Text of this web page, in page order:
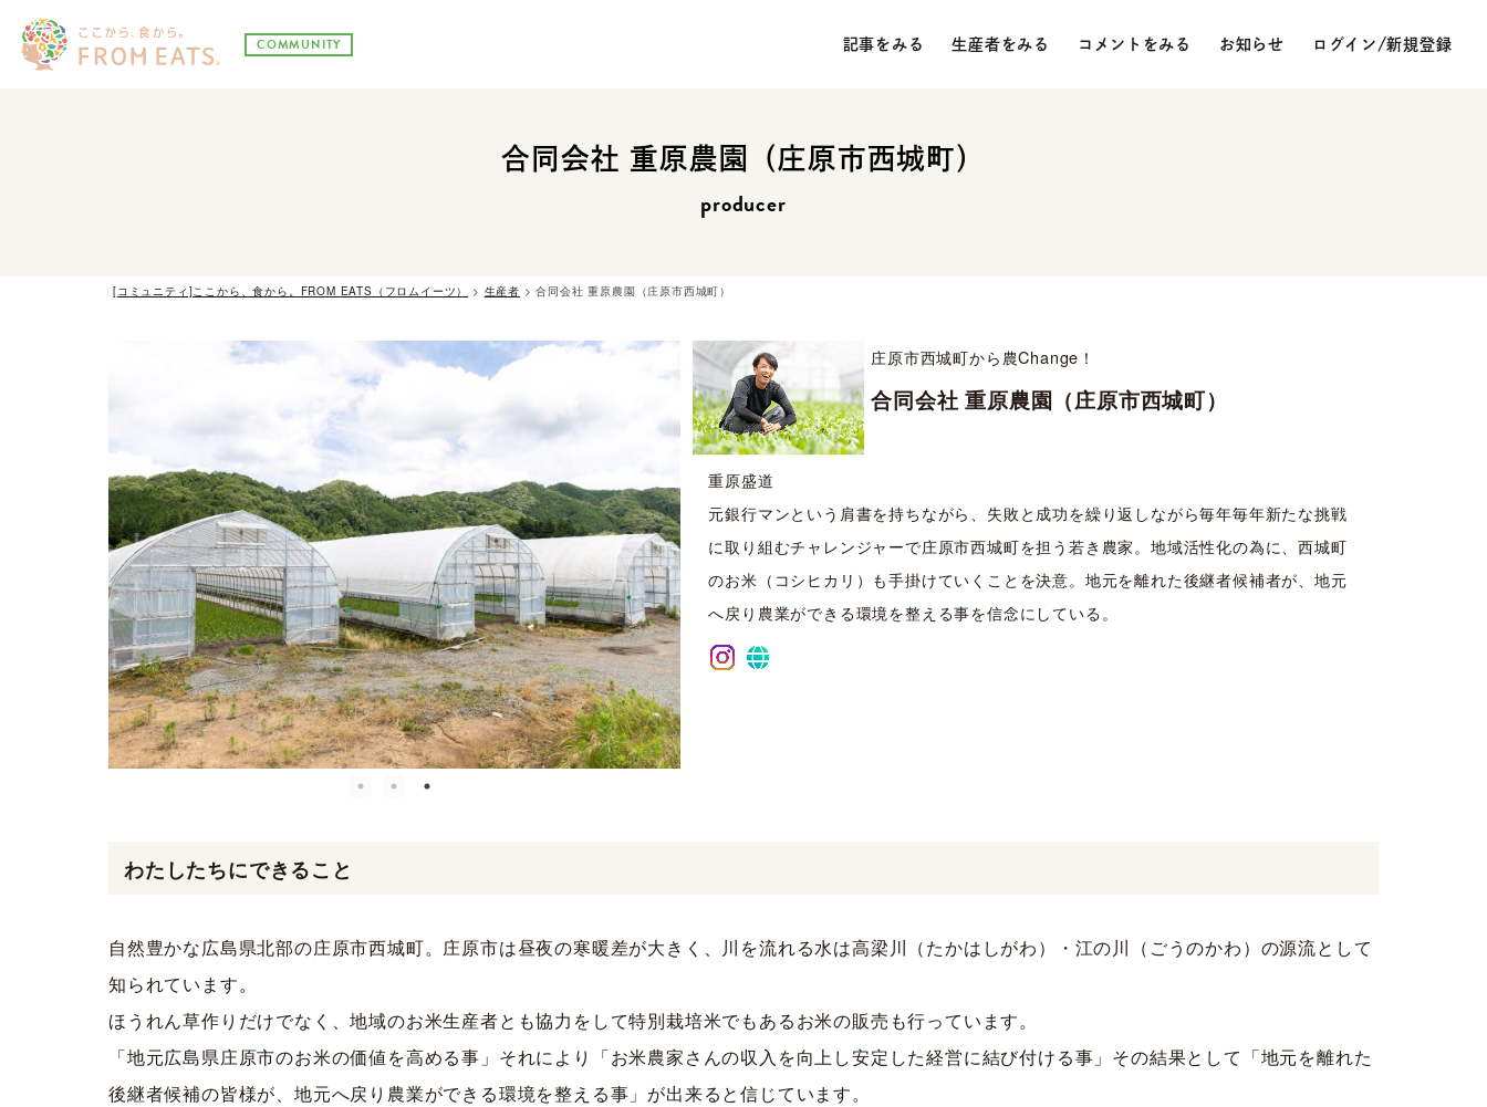
COMMUNITY 記事をみる 生産者をみる コメントをみる お知らせ ログイン/新規登録
合同会社 重原農園（庄原市西城町）
producer
[コミュニティ]ここから、食から。FROM EATS（フロムイーツ） > 生産者 >合同会社 重原農園（庄原市西城町）
庄原市西城町から農Change！
合同会社 重原農園（庄原市西城町）
重原盛道
元銀行マンという肩書を持ちながら、失敗と成功を繰り返しながら毎年毎年新たな挑戦
に取り組むチャレンジャーで庄原市西城町を担う若き農家。地域活性化の為に、西城町
のお米（コシヒカリ）も手掛けていくことを決意。地元を離れた後継者候補者が、地元
へ戻り農業ができる環境を整える事を信念にしている。
わたしたちにできること
自然豊かな広島県北部の庄原市西城町。庄原市は昼夜の寒暖差が大きく、川を流れる水は高梁川（たかはしがわ）・江の川（ごうのかわ）の源流として
知られています。
ほうれん草作りだけでなく、地域のお米生産者とも協力をして特別栽培米でもあるお米の販売も行っています。
「地元広島県庄原市のお米の価値を高める事」それにより
「お米農家さんの収入を向上し安定した経営に結び付ける事」その結果として「地元を離れた
後継者候補の皆様が、地元へ戻り農業ができる環境を整える事」が出来ると信じています。